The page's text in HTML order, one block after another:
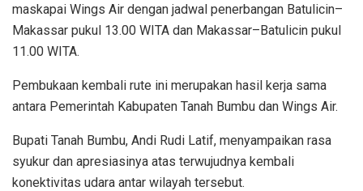
maskapai Wings Air dengan jadwal penerbangan Batulicin–
Makassar pukul 13.00 WITA dan Makassar–Batulicin pukul
11.00 WITA.
Pembukaan kembali rute ini merupakan hasil kerja sama
antara Pemerintah Kabupaten Tanah Bumbu dan Wings Air.
Bupati Tanah Bumbu, Andi Rudi Latif, menyampaikan rasa
syukur dan apresiasinya atas terwujudnya kembali
konektivitas udara antar wilayah tersebut.